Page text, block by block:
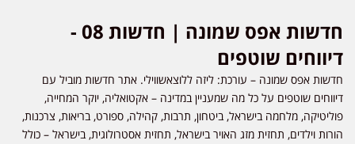
חדשות אפס שמונה | חדשות 08 -
דיווחים שוטפים
חדשות אפס שמונה – עורכת: ליזה ללוצאשווילי. אתר חדשות מוביל עם
דיווחים שוטפים על כל מה שמעניין במדינה – אקטואליה, יוקר המחייה,
פוליטיקה, מלחמה בישראל, ביטחון, תרבות, קהילה, ספורט, בריאות, צרכנות,
הורות וילדים, תחזית מזג האויר בישראל, תחזית אסטרולוגית, בישראל – כולל